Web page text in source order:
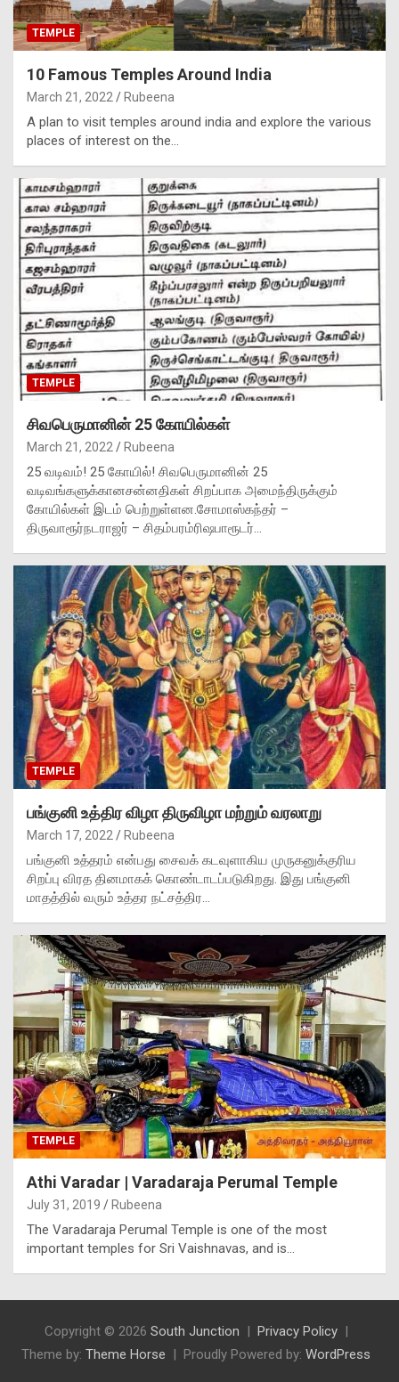
TEMPLE
10 Famous Temples Around India
March 21, 2022 Rubeena
A plan to visit temples around india and explore the various
places of interest on the…
TEMPLE
சிவபெருமானின் 25 கோயில்கள்
March 21, 2022 Rubeena
25 வடிவம்! 25 கோயில்! சிவபெருமானின் 25
வடிவங்களுக்கானசன்னதிகள் சிறப்பாக அமைந்திருக்கும்
கோயில்கள் இடம் பெற்றுள்ளன.சோமாஸ்கந்தர் –
திருவாரூர்நடராஜர் – சிதம்பரம்ரிஷபாரூடர்…
TEMPLE
பங்குனி உத்திர விழா திருவிழா மற்றும் வரலாறு
March 17, 2022 Rubeena
பங்குனி உத்தரம் என்பது சைவக் கடவுளாகிய முருகனுக்குரிய
சிறப்பு விரத தினமாகக் கொண்டாடப்படுகிறது. இது பங்குனி
மாதத்தில் வரும் உத்தர நட்சத்திர…
TEMPLE
Athi Varadar | Varadaraja Perumal Temple
July 31, 2019 Rubeena
The Varadaraja Perumal Temple is one of the most
important temples for Sri Vaishnavas, and is…
Copyright © 2026 South Junction
Privacy Policy
Theme by: Theme Horse Proudly Powered by: WordPress